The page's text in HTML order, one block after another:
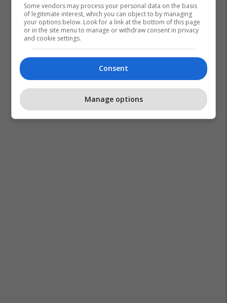
Some vendors may process your personal data on the basis
of legitimate interest, which you can object to by managing
your options below. Look for a link at the bottom of this page
or in the site menu to manage or withdraw consent in privacy
and cookie settings.
Consent
Manage options